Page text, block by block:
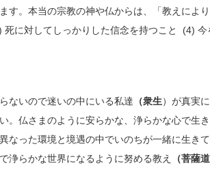
。本当の宗教の神や仏からは、「教えによ
対してしっかりした信念を持つこと (4) 今
ないので迷いの中にいる私達 （衆生）が真実
。仏さまのように安らかな、浄らかな心で生
った環境と境遇の中でいのちが一緒に生き
浄らかな世界になるように努める教え （菩薩道